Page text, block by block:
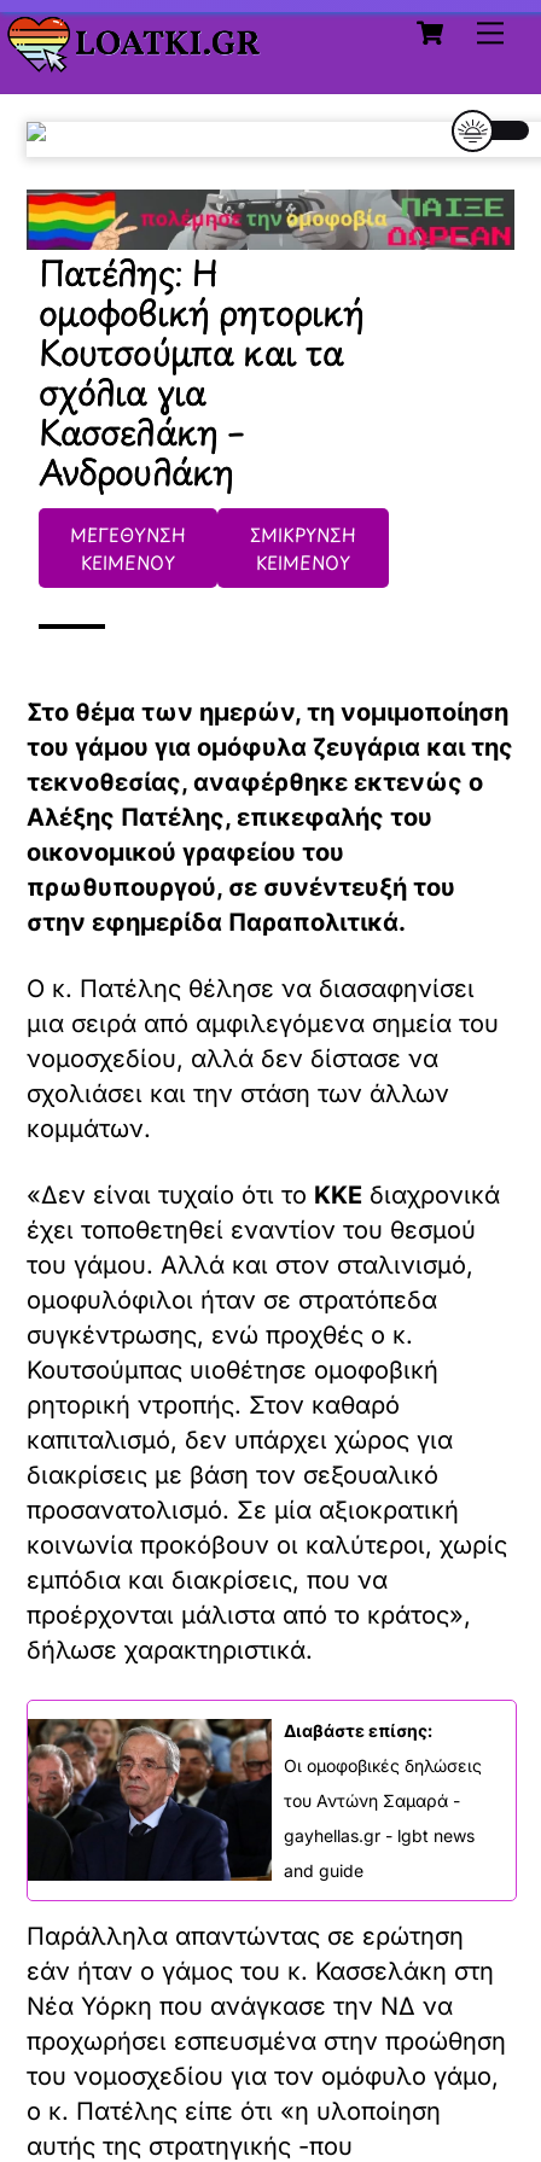
Skip
to
content
Cart
Πατέλης: Η
ομοφοβική ρητορική
Κουτσούμπα και τα
σχόλια για
Κασσελάκη –
Ανδρουλάκη
ΜΕΓΕΘΥΝΣΗ
ΚΕΙΜΕΝΟΥ
ΣΜΙΚΡΥΝΣΗ
ΚΕΙΜΕΝΟΥ
Στο θέμα των ημερών, τη νομιμοποίηση
του γάμου για ομόφυλα ζευγάρια και της
τεκνοθεσίας, αναφέρθηκε εκτενώς ο
Αλέξης Πατέλης, επικεφαλής του
οικονομικού γραφείου του
πρωθυπουργού, σε συνέντευξή του
στην εφημερίδα Παραπολιτικά.
Ο κ. Πατέλης θέλησε να διασαφηνίσει
μια σειρά από αμφιλεγόμενα σημεία του
νομοσχεδίου, αλλά δεν δίστασε να
σχολιάσει και την στάση των άλλων
κομμάτων.
«Δεν είναι τυχαίο ότι το ΚΚΕ διαχρονικά
έχει τοποθετηθεί εναντίον του θεσμού
του γάμου. Αλλά και στον σταλινισμό,
ομοφυλόφιλοι ήταν σε στρατόπεδα
συγκέντρωσης, ενώ προχθές ο κ.
Κουτσούμπας υιοθέτησε ομοφοβική
ρητορική ντροπής. Στον καθαρό
καπιταλισμό, δεν υπάρχει χώρος για
διακρίσεις με βάση τον σεξουαλικό
προσανατολισμό. Σε μία αξιοκρατική
κοινωνία προκόβουν οι καλύτεροι, χωρίς
εμπόδια και διακρίσεις, που να
προέρχονται μάλιστα από το κράτος»,
δήλωσε χαρακτηριστικά.
Διαβάστε επίσης:
Οι ομοφοβικές δηλώσεις
του Αντώνη Σαμαρά -
gayhellas.gr - lgbt news
and guide
Παράλληλα απαντώντας σε ερώτηση
εάν ήταν ο γάμος του κ. Κασσελάκη στη
Νέα Υόρκη που ανάγκασε την ΝΔ να
προχωρήσει εσπευσμένα στην προώθηση
του νομοσχεδίου για τον ομόφυλο γάμο,
ο κ. Πατέλης είπε ότι «η υλοποίηση
αυτής της στρατηγικής -που